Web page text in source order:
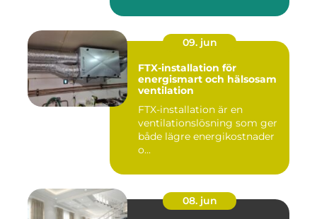
09. jun
FTX-installation för
energismart och hälsosam
ventilation
FTX-installation är en
ventilationslösning som ger
både lägre energikostnader
o...
08. jun